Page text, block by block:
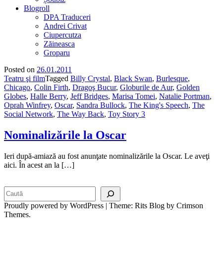
Blogroll
DPA Traduceri
Andrei Crivat
Ciupercutza
Zăineasca
Groparu
Posted on 26.01.2011
Teatru şi filmTagged Billy Crystal, Black Swan, Burlesque,
Chicago, Colin Firth, Dragoş Bucur, Globurile de Aur, Golden
Globes, Halle Berry, Jeff Bridges, Marisa Tomei, Natalie Portman,
Oprah Winfrey, Oscar, Sandra Bullock, The King's Speech, The
Social Network, The Way Back, Toy Story 3
Nominalizările la Oscar
Ieri după-amiază au fost anunţate nominalizările la Oscar. Le aveţi
aici. În acest an la […]
Proudly powered by WordPress | Theme: Rits Blog by Crimson
Themes.